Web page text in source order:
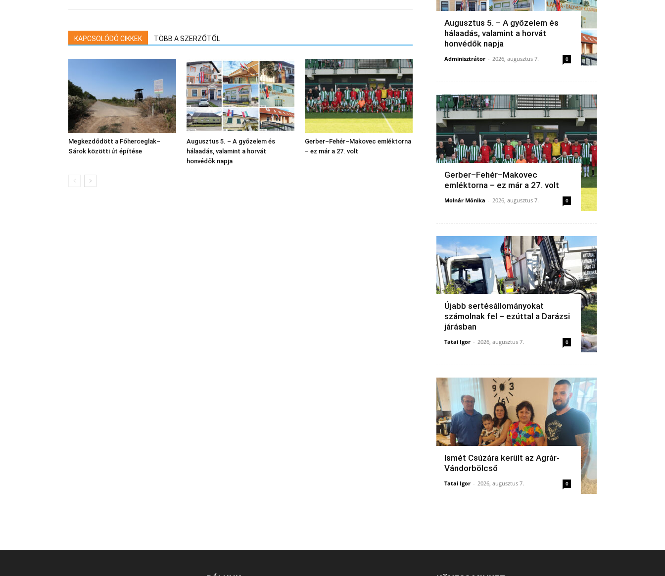
KAPCSOLÓDÓ CIKKEK TÖBB A SZERZŐTŐL
Megkezdődött a Főherceglak–
Sárok közötti út építése
Augusztus 5. – A győzelem és
hálaadás, valamint a horvát
honvédők napja
Gerber–Fehér–Makovec emléktorna
– ez már a 27. volt
Augusztus 5. – A győzelem és
hálaadás, valamint a horvát
honvédők napja
Adminisztrátor - 2026, augusztus 7. 0
Gerber–Fehér–Makovec
emléktorna – ez már a 27. volt
Molnár Mónika - 2026, augusztus 7. 0
Újabb sertésállományokat
számolnak fel – ezúttal a Darázsi
járásban
Tatai Igor - 2026, augusztus 7. 0
Ismét Csúzára került az Agrár-
Vándorbölcső
Tatai Igor - 2026, augusztus 7. 0